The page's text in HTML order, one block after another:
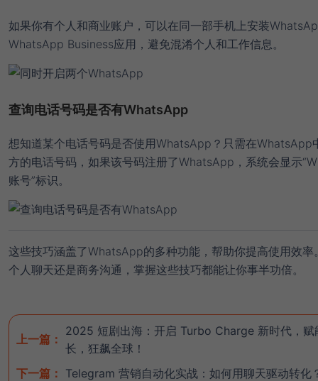
如果你有个人和商业账户，可以在同一部手机上安装
WhatsApp Business应用，避免混淆个人和工作信息。
查询电话号码是否有WhatsApp
想知道某个电话号码是否使用WhatsApp？只需在WhatsApp
方的电话号码，如果该号码注册了WhatsApp，系统会显示
账号”标识。
这些技巧涵盖了WhatsApp的多种功能，帮助你提高使用效率
个人聊天还是商务沟通，掌握这些技巧都能让你事半功倍。
上一篇：
2025 短剧出海：开启 Turbo Charge 新时代，赋
长，狂飙全球！
下一篇： Telegram 营销自动化实战：如何用聊天驱动转化